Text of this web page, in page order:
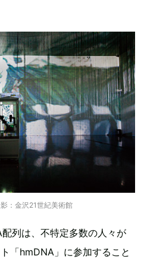
：金沢21世紀美術館
配列は、不特定多数の人々が
「hmDNA」に参加すること